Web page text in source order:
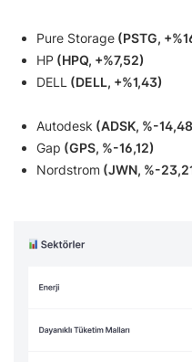
Pure Storage (PSTG,
HP (HPQ, +%7,52)
DELL (DELL, +%1,43)
Autodesk (ADSK, %-
Gap (GPS, %-16,12)
Nordstrom (JWN, %-